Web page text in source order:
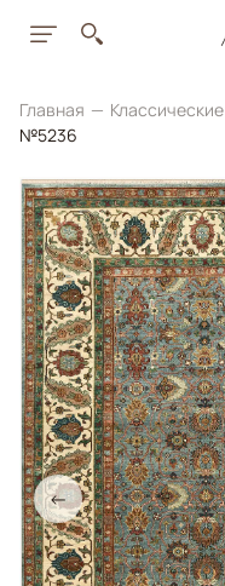
Главная Классические
№5236
←